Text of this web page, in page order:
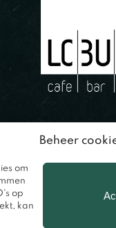
Beheer
om
op
kan